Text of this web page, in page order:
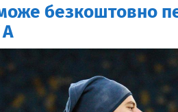
безкоштовно
А